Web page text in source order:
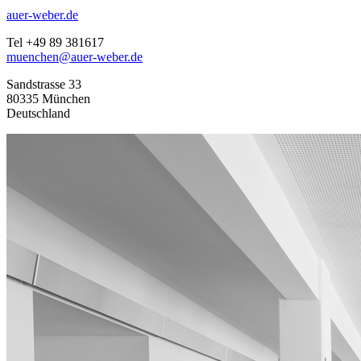
auer-weber.de
Tel +49 89 381617
muenchen@auer-weber.de
Sandstrasse 33
80335 München
Deutschland